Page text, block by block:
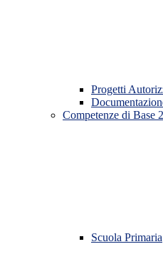
Progetti
Competenze di Base
Scuola Primaria